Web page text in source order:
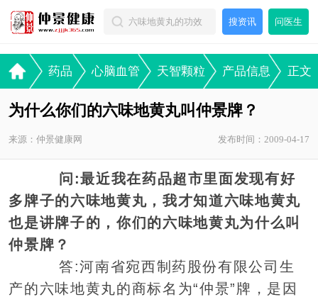
搜资讯 问医生
药品 心脑血管 天智颗粒 产品信息 正文
为什么你们的六味地黄丸叫仲景牌？
来源：仲景健康网 发布时间：2009-04-17
问:最近我在药品超市里面发现有好
多牌子的六味地黄丸，我才知道六味地黄丸
也是讲牌子的，你们的六味地黄丸为什么叫
仲景牌？
答:河南省宛西制药股份有限公司生
产的六味地黄丸的商标名为“仲景”牌，是因